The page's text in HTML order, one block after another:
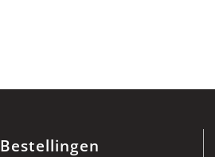
Bestellingen